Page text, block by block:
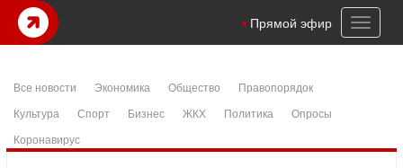
Toggle
Прямой эфир
Все новости Экономика Общество
Правопорядок
Культура
Спорт Бизнес ЖКХ Политика
Опросы
Коронавирус